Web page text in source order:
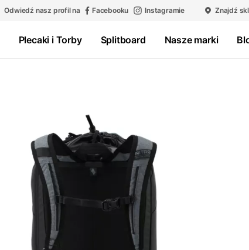
Odwiedź nasz profil na Facebooku Instagramie Znajdź
Plecaki i Torby Splitboard Nasze marki